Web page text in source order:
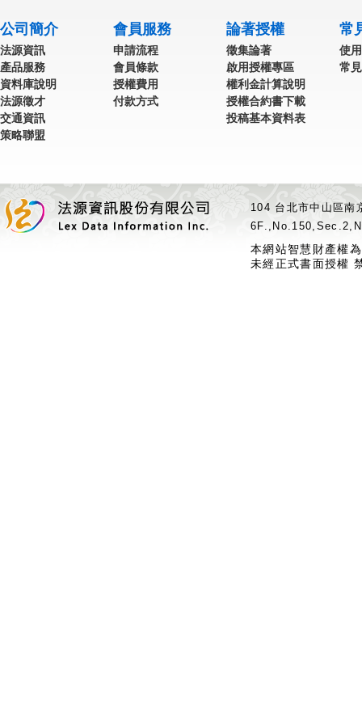
公司簡介
法源資訊
產品服務
資料庫說明
法源徵才
交通資訊
策略聯盟
會員服務
申請流程
會員條款
授權費用
付款方式
論著授權
徵集論著
啟用授權專區
權利金計算說明
授權合約書下載
投稿基本資料表
常
使
常
104 台北市中山區
本網站智慧財產權
未經正式書面授權